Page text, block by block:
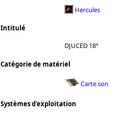
Hercules
Intitulé
DJUCED 18°
Catégorie de matériel
Carte son
Systèmes d'exploitation